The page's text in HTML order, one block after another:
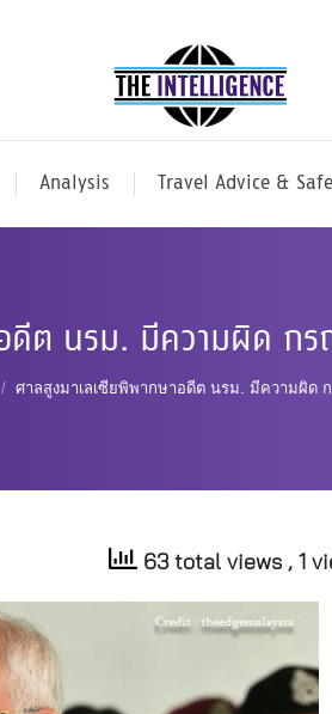
Analysis Travel Advice &
ดีต นรม. มีความผิด ก
ศาลสูงมาเลเซียพิพากษาอดีต นรม. มีความผิด
63 total views , 1